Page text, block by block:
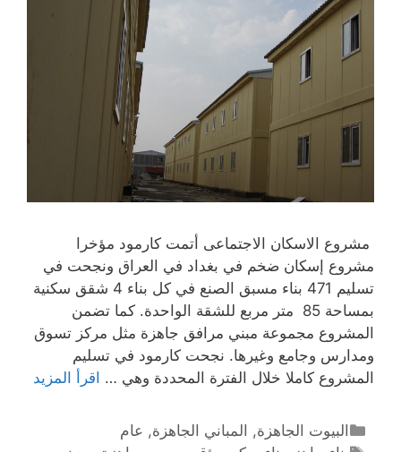
مشروع الاسكان الاجتماعى أتمت كارمود مؤخرا
مشروع إسكان ضخم في بغداد في العراق ونجحت في
تسليم 471 بناء مسبق الصنع في كل بناء 4 شقق سكنية
بمساحة 85 متر مربع للشقة الواحدة. كما تضمن
المشروع مجموعة مبني مرافق جاهزة مثل مركز تسوق
ومدارس وجامع وغيرها. نجحت كارمود في تسليم
المشروع كاملا خلال الفترة المحددة وهي … اقرأ المزيد
البيوت الجاهزة, المباني الجاهزة, عام